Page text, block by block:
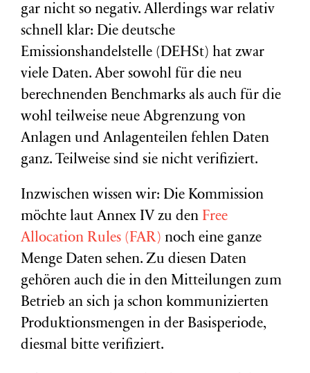
gar nicht so negativ. Allerdings war relativ
schnell klar: Die deutsche
Emissionshandelstelle (DEHSt) hat zwar
viele Daten. Aber sowohl für die neu
berechnenden Benchmarks als auch für die
wohl teilweise neue Abgrenzung von
Anlagen und Anlagenteilen fehlen Daten
ganz. Teilweise sind sie nicht verifiziert.
Inzwischen wissen wir: Die Kommission
möchte laut Annex IV zu den Free
Allocation Rules (FAR) noch eine ganze
Menge Daten sehen. Zu diesen Daten
gehören auch die in den Mitteilungen zum
Betrieb an sich ja schon kommunizierten
Produktionsmengen in der Basisperiode,
diesmal bitte verifiziert.